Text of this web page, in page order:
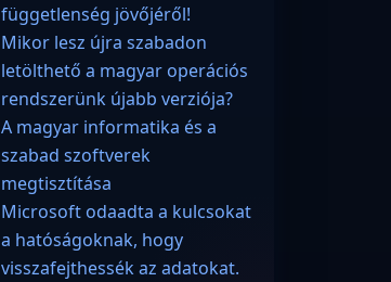
függetlenség jövőjéről!
Mikor lesz újra szabadon
letölthető a magyar operációs
rendszerünk újabb verziója?
A magyar informatika és a
szabad szoftverek
megtisztítása
Microsoft odaadta a kulcsokat
a hatóságoknak, hogy
visszafejthessék az adatokat.